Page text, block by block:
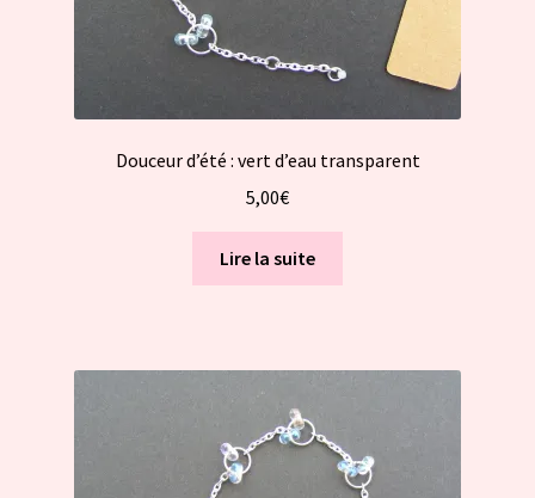
Douceur d’été : vert d’eau transparent
5,00€
Lire la suite